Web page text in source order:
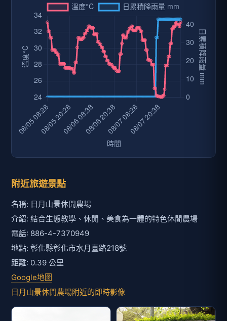
附近旅遊景點
名稱: 日月山景休閒農場
介紹: 結合生態教學、休閒、美食為一體的特色休閒農場
電話: 886-4-7370949
地點: 彰化縣彰化市水月臺路218號
距離: 0.39 公里
Google地圖
日月山景休閒農場附近的即時影像